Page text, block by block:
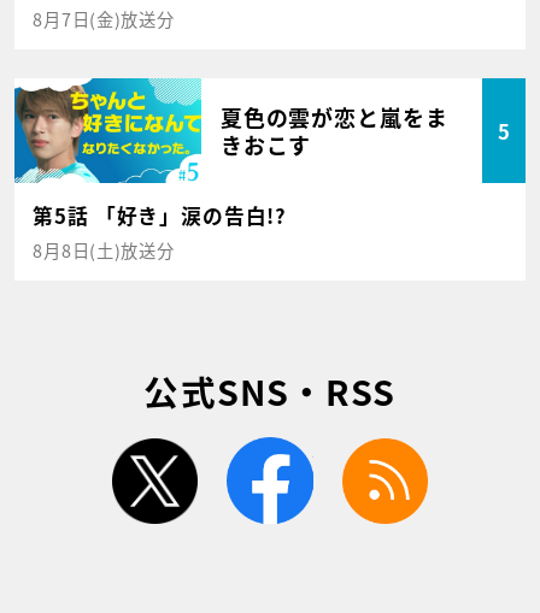
8月7日(金)放送分
夏色の雲が恋と嵐をま
きおこす
5
第5話 「好き」涙の告白!?
8月8日(土)放送分
公式SNS・RSS
twitter facebook